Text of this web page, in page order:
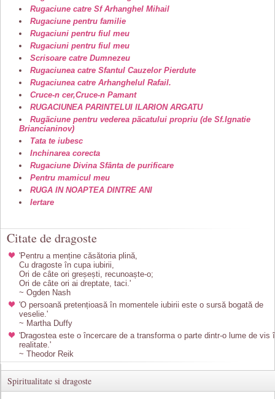
Rugaciune catre Sf Arhanghel Mihail
Rugaciune pentru familie
Rugaciuni pentru fiul meu
Rugaciuni pentru fiul meu
Scrisoare catre Dumnezeu
Rugaciunea catre Sfantul Cauzelor Pierdute
Rugaciunea catre Arhanghelul Rafail.
Cruce-n cer,Cruce-n Pamant
RUGACIUNEA PARINTELUI ILARION ARGATU
Rugãciune pentru vederea pãcatului propriu (de Sf.Ignatie
Briancianinov)
Tata te iubesc
Inchinarea corecta
Rugaciune Divina Sfânta de purificare
Pentru mamicul meu
RUGA IN NOAPTEA DINTRE ANI
Iertare
Citate de dragoste
'Pentru a menține căsătoria plină,
Cu dragoste în cupa iubirii,
Ori de câte ori greșești, recunoaște-o;
Ori de câte ori ai dreptate, taci.'
~ Ogden Nash
'O persoană pretențioasă în momentele iubirii este o sursă bogată de
veselie.'
~ Martha Duffy
'Dragostea este o încercare de a transforma o parte dintr-o lume de vis
realitate.'
~ Theodor Reik
Spiritualitate si dragoste